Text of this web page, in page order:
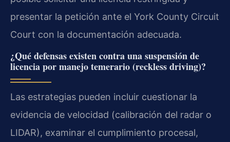
presentar la petición ante el York County Circuit
Court con la documentación adecuada.
¿Qué defensas existen contra una suspensión de
licencia por manejo temerario (reckless driving)?
Las estrategias pueden incluir cuestionar la
evidencia de velocidad (calibración del radar o
LIDAR), examinar el cumplimiento procesal,